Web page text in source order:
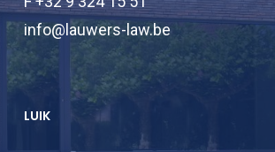
info@lauwers-law.be
LUIK